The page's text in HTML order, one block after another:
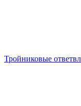
Тройниковые